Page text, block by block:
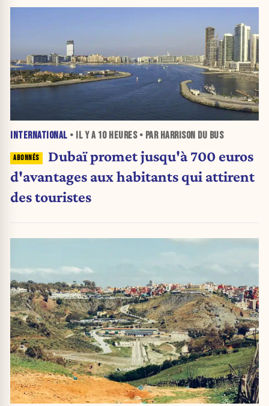
INTERNATIONAL • IL Y A 10 HEURES• PAR HARRISON DU BUS
Dubaï promet jusqu'à 700 euros
d'avantages aux habitants qui attirent
des touristes